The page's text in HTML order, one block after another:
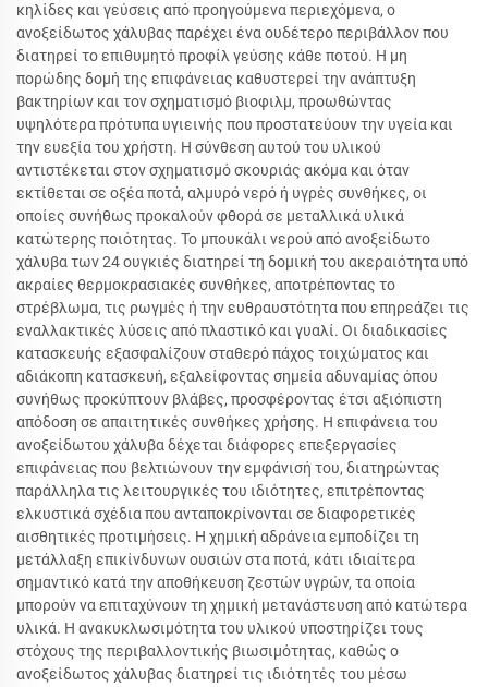
κηλίδες και γεύσεις από προηγούμενα περιεχόμενα, ο
ανοξείδωτος χάλυβας παρέχει ένα ουδέτερο περιβάλλον που
διατηρεί το επιθυμητό προφίλ γεύσης κάθε ποτού. Η μη
πορώδης δομή της επιφάνειας καθυστερεί την ανάπτυξη
βακτηρίων και τον σχηματισμό βιοφιλμ, προωθώντας
υψηλότερα πρότυπα υγιεινής που προστατεύουν την υγεία και
την ευεξία του χρήστη. Η σύνθεση αυτού του υλικού
αντιστέκεται στον σχηματισμό σκουριάς ακόμα και όταν
εκτίθεται σε οξέα ποτά, αλμυρό νερό ή υγρές συνθήκες, οι
οποίες συνήθως προκαλούν φθορά σε μεταλλικά υλικά
κατώτερης ποιότητας. Το μπουκάλι νερού από ανοξείδωτο
χάλυβα των 24 ουγκιές διατηρεί τη δομική του ακεραιότητα υπό
ακραίες θερμοκρασιακές συνθήκες, αποτρέποντας το
στρέβλωμα, τις ρωγμές ή την ευθραυστότητα που επηρεάζει τις
εναλλακτικές λύσεις από πλαστικό και γυαλί. Οι διαδικασίες
κατασκευής εξασφαλίζουν σταθερό πάχος τοιχώματος και
αδιάκοπη κατασκευή, εξαλείφοντας σημεία αδυναμίας όπου
συνήθως προκύπτουν βλάβες, προσφέροντας έτσι αξιόπιστη
απόδοση σε απαιτητικές συνθήκες χρήσης. Η επιφάνεια του
ανοξείδωτου χάλυβα δέχεται διάφορες επεξεργασίες
επιφάνειας που βελτιώνουν την εμφάνισή του, διατηρώντας
παράλληλα τις λειτουργικές του ιδιότητες, επιτρέποντας
ελκυστικά σχέδια που ανταποκρίνονται σε διαφορετικές
αισθητικές προτιμήσεις. Η χημική αδράνεια εμποδίζει τη
μετάλλαξη επικίνδυνων ουσιών στα ποτά, κάτι ιδιαίτερα
σημαντικό κατά την αποθήκευση ζεστών υγρών, τα οποία
μπορούν να επιταχύνουν τη χημική μετανάστευση από κατώτερα
υλικά. Η ανακυκλωσιμότητα του υλικού υποστηρίζει τους
στόχους της περιβαλλοντικής βιωσιμότητας, καθώς ο
ανοξείδωτος χάλυβας διατηρεί τις ιδιότητές του μέσω